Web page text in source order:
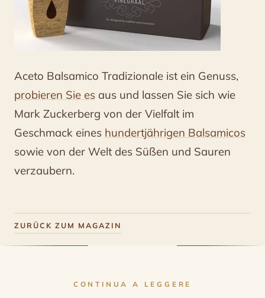
Aceto Balsamico Tradizionale ist ein Genuss,
probieren Sie es aus und lassen Sie sich wie
Mark Zuckerberg von der Vielfalt im
Geschmack eines hundertjährigen Balsamicos
sowie von der Welt des Süßen und Sauren
verzaubern.
ZURÜCK ZUM MAGAZIN
CONTINUA A LEGGERE